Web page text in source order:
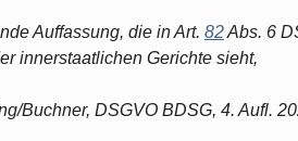
Auffassung, die in Art. 82Abs. 6
innerstaatlichen Gerichte sieht,
Buchner, DSGVO BDSG, 4. Aufl.